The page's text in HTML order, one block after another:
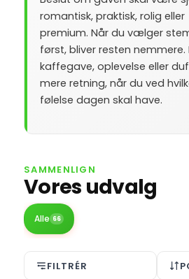
romantisk, praktisk, rolig eller
premium. Når du vælger
først, bliver resten nemmere.
kaffegave, oplevelse eller
mere retning, når du ved
følelse dagen skal have.
SAMMENLIGN
Vores udvalg
Alle 66
FILTRÉR